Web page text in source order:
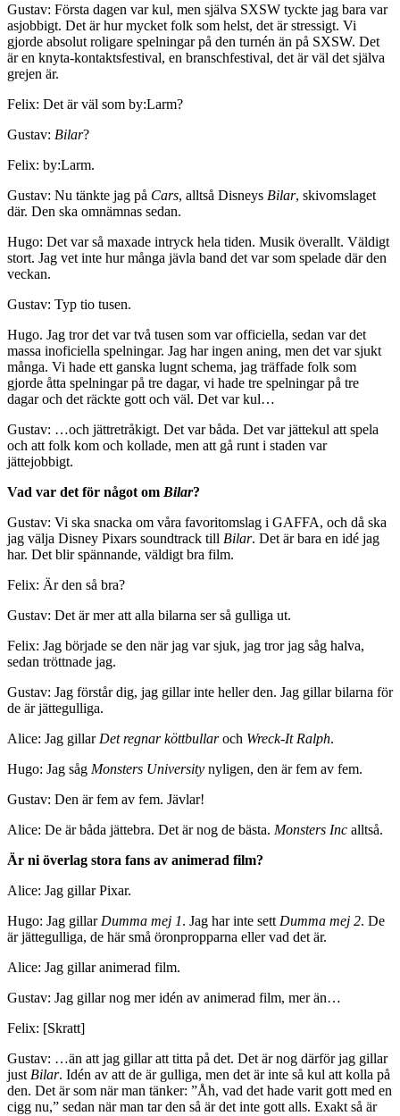
Gustav: Första dagen var kul, men själva SXSW tyckte jag bara var
asjobbigt. Det är hur mycket folk som helst, det är stressigt. Vi
gjorde absolut roligare spelningar på den turnén än på SXSW. Det
är en knyta-kontaktsfestival, en branschfestival, det är väl det själva
grejen är.
Felix: Det är väl som by:Larm?
Gustav: Bilar?
Felix: by:Larm.
Gustav: Nu tänkte jag på Cars, alltså Disneys Bilar, skivomslaget
där. Den ska omnämnas sedan.
Hugo: Det var så maxade intryck hela tiden. Musik överallt. Väldigt
stort. Jag vet inte hur många jävla band det var som spelade där den
veckan.
Gustav: Typ tio tusen.
Hugo. Jag tror det var två tusen som var officiella, sedan var det
massa inoficiella spelningar. Jag har ingen aning, men det var sjukt
många. Vi hade ett ganska lugnt schema, jag träffade folk som
gjorde åtta spelningar på tre dagar, vi hade tre spelningar på tre
dagar och det räckte gott och väl. Det var kul…
Gustav: …och jättretråkigt. Det var båda. Det var jättekul att spela
och att folk kom och kollade, men att gå runt i staden var
jättejobbigt.
Vad var det för något om Bilar?
Gustav: Vi ska snacka om våra favoritomslag i GAFFA, och då ska
jag välja Disney Pixars soundtrack till Bilar. Det är bara en idé jag
har. Det blir spännande, väldigt bra film.
Felix: Är den så bra?
Gustav: Det är mer att alla bilarna ser så gulliga ut.
Felix: Jag började se den när jag var sjuk, jag tror jag såg halva,
sedan tröttnade jag.
Gustav: Jag förstår dig, jag gillar inte heller den. Jag gillar bilarna för
de är jättegulliga.
Alice: Jag gillar Det regnar köttbullaroch Wreck-It Ralph.
Hugo: Jag såg Monsters University nyligen, den är fem av fem.
Gustav: Den är fem av fem. Jävlar!
Alice: De är båda jättebra. Det är nog de bästa. Monsters Inc alltså.
Är ni överlag stora fans av animerad film?
Alice: Jag gillar Pixar.
Hugo: Jag gillar Dumma mej 1. Jag har inte sett Dumma mej 2. De
är jättegulliga, de här små öronpropparna eller vad det är.
Alice: Jag gillar animerad film.
Gustav: Jag gillar nog mer idén av animerad film, mer än…
Felix: [Skratt]
Gustav: …än att jag gillar att titta på det. Det är nog därför jag gillar
just Bilar. Idén av att de är gulliga, men det är inte så kul att kolla på
den. Det är som när man tänker: ”Åh, vad det hade varit gott med en
cigg nu,” sedan när man tar den så är det inte gott alls. Exakt så är